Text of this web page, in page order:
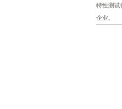
特性测试
企业。